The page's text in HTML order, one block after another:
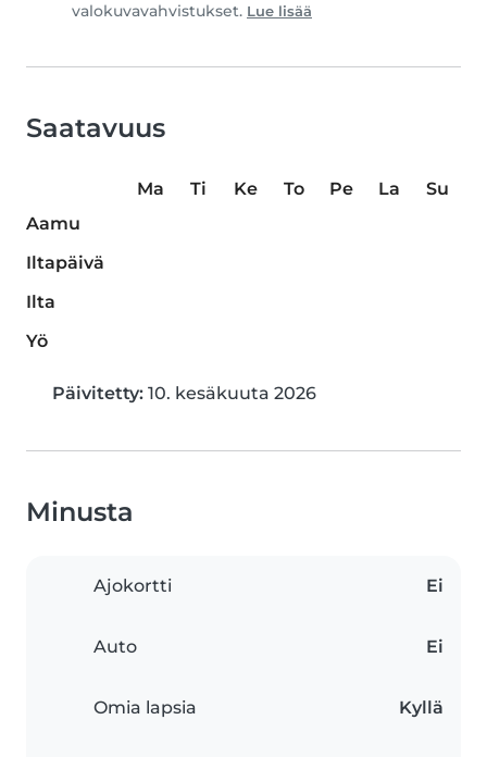
valokuvavahvistukset. Lue lisää
Saatavuus
Ma Ti Ke To Pe La
Su
Aamu
Iltapäivä
Ilta
Yö
Päivitetty: 10. kesäkuuta 2026
Minusta
Ajokortti Ei
Auto Ei
Omia lapsia Kyllä